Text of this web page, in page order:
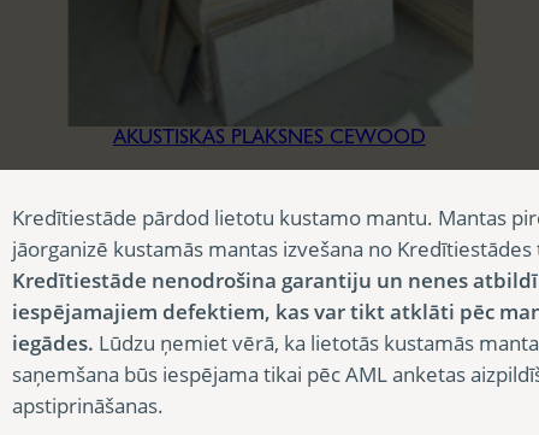
AKUSTISKĀS PLĀKSNES CEWOOD
3,90€
Kredītiestāde pārdod lietotu kustamo mantu. Mantas
jāorganizē kustamās mantas izvešana no
Kredītiestāde nenodrošina garantiju un nenes
iespējamajiem defektiem, kas var tikt atklāti pēc
iegādes. Lūdzu ņemiet vērā, ka lietotās kustamās
saņemšana būs iespējama tikai pēc AML anketas
apstiprināšanas.